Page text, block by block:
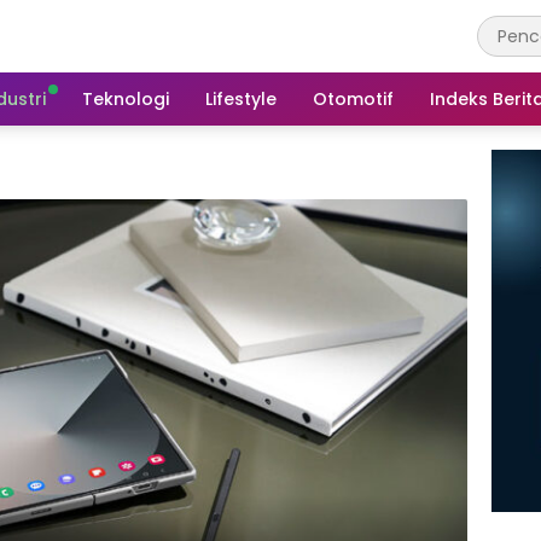
Teknologi Lifestyle Otomotif Indeks